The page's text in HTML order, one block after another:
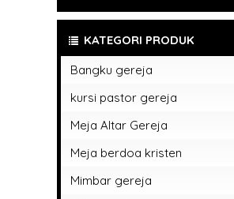
KATEGORI PRODUK
Bangku gereja
kursi pastor gereja
Meja Altar Gereja
Meja berdoa kristen
Mimbar gereja